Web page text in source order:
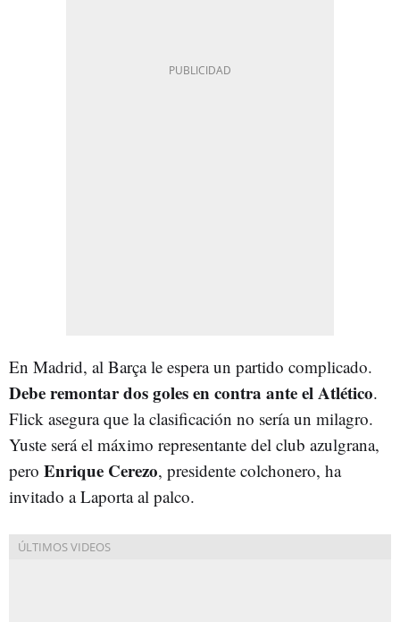
En Madrid, al Barça le espera un partido complicado.
Debe remontar dos goles en contra ante el Atlético.
Flick asegura que la clasificación no sería un milagro.
Yuste será el máximo representante del club azulgrana,
pero Enrique Cerezo, presidente colchonero, ha
invitado a Laporta al palco.